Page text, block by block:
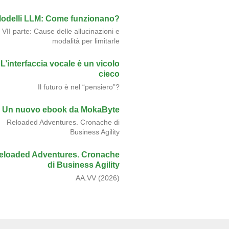
LLM: Come funzionano?
VII parte: Cause delle allucinazioni e
modalità per limitarle
L’interfaccia vocale è un vicolo
cieco
Il futuro è nel “pensiero”?
Un nuovo ebook da MokaByte
Reloaded Adventures. Cronache di
Business Agility
Adventures. Cronache
di Business Agility
AA.VV (2026)